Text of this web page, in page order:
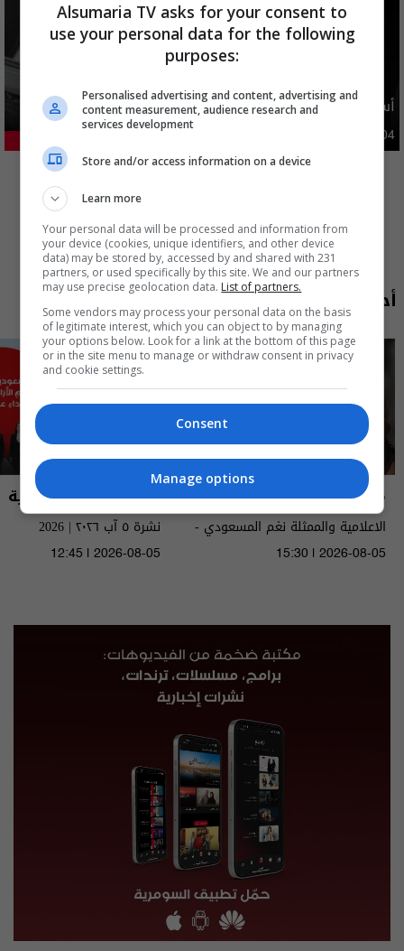
أسعار الدولار في السوق العراقية اليوم
اقتصاد 03:29 | 2026-08-04
المزيد
أحدث الحلقات
مايك السومرية
الاعلامية والممثلة نغم المسعودي -
15:30 | 2026-08-05
نشرة أخبار السومرية
نشرة ٥ آب ٢٠٢٦ | 2026
12:45 | 2026-08-05
Alsumaria TV asks for your consent to
use your personal data for the following
purposes:
Personalised advertising and content, advertising and
content measurement, audience research and
services development
Store and/or access information on a device
Learn more
Your personal data will be processed and information from
your device (cookies, unique identifiers, and other device
data) may be stored by, accessed by and shared with 231
partners, or used specifically by this site. We and our partners
may use precise geolocation data. List of partners.
Some vendors may process your personal data on the basis
of legitimate interest, which you can object to by managing
your options below. Look for a link at the bottom of this page
or in the site menu to manage or withdraw consent in privacy
and cookie settings.
Consent
Manage options